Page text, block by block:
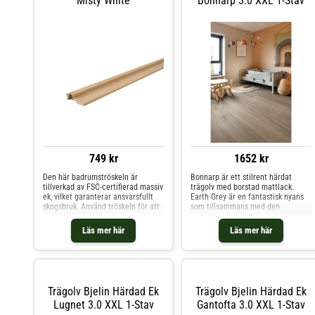
749 kr
Läs mer här
Den här badrumströskeln är
tillverkad av FSC-certifierad massiv
ek, vilket garanterar ansvarsfullt
skogsbruk. Använd tröskeln för att
skapa en övergång mellan
badrumsgolvet och andra områden
1652 kr
Läs mer här
Bonnarp är ett stilrent härdat
trägolv med borstad mattlack.
Earth Grey är en fantastisk nyans
som tillsammans med den
variationsrika Nature sorteringen
skapar ett golv med harmonisk och
genuin träkänsla. Golvet är
tillverkat av FSC-certifierad
medan lacken gör golvet mer
slitagetåligt och lättare att både
rengöra och underhålla. Vi
Trägolv Bjelin Härdad Ek
Lugnet 3.0 XXL 1-Stav
Trägolv Bjelin Härdad Ek
Gantofta 3.0 XXL 1-Stav